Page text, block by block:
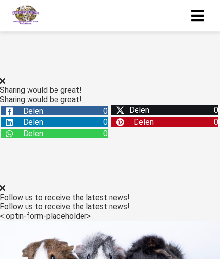
Sharing would be great!
Sharing would be great!
Delen
0 Delen
0
Delen
0 Delen
0
Delen
0
Follow us to receive the latest news!
Follow us to receive the latest news!
<:optin-form-placeholder>